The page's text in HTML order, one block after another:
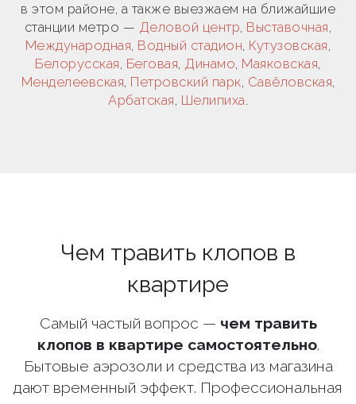
в этом районе, а также выезжаем на ближайшие
станции метро — Деловой центр, Выставочная,
Международная, Водный стадион, Кутузовская,
Белорусская, Беговая, Динамо, Маяковская,
Менделеевская, Петровский парк, Савёловская,
Арбатская, Шелипиха.
Чем травить клопов в
квартире
Самый частый вопрос — чем травить
клопов в квартире самостоятельно.
Бытовые аэрозоли и средства из магазина
дают временный эффект. Профессиональная